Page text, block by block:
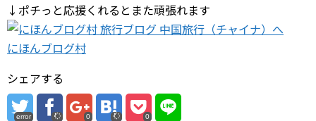
↓ポチっと応援くれるとまた頑張れます
にほんブログ村
シェアする
error 0 0